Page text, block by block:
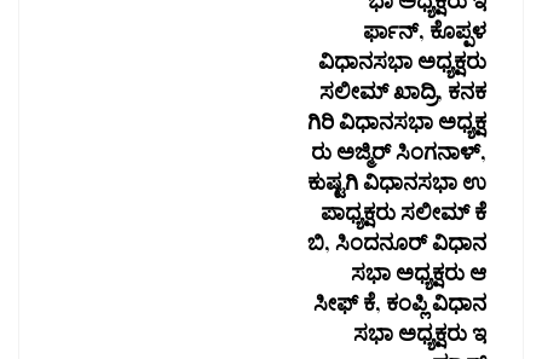
ರ್ಫಾನ್, ಕೊಪ್ಪಳ
ವಿಧಾನಸಭಾ ಅಧ್ಯಕ್ಷರು
ಸಲೀಮ್ ಖಾದ್ರಿ, ಕನಕ
ಗಿರಿ ವಿಧಾನಸಭಾ ಅಧ್ಯಕ್ಷ
ರು ಅಜ್ಮಿರ್ ಸಿಂಗನಾಳ್,
ಕುಷ್ಟಗಿ ವಿಧಾನಸಭಾ ಉ
ಪಾಧ್ಯಕ್ಷರು ಸಲೀಮ್ ಕೆ
ಬಿ, ಸಿಂದನೂರ್ ವಿಧಾನ
ಸಭಾ ಅಧ್ಯಕ್ಷರು ಆ
ಸೀಫ್ ಕೆ, ಕಂಪ್ಲಿ ವಿಧಾನ
ಸಭಾ ಅಧ್ಯಕ್ಷರು ಇ